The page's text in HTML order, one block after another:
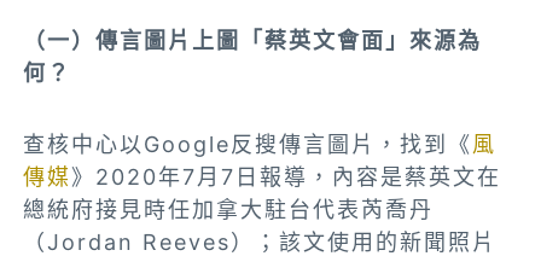
（一）傳言圖片上圖「蔡英文會面」來源為
何？
查核中心以Google反搜傳言圖片，找到《風
傳媒》2020年7月7日報導，內容是蔡英文在
總統府接見時任加拿大駐台代表芮喬丹
（Jordan Reeves）；該文使用的新聞照片